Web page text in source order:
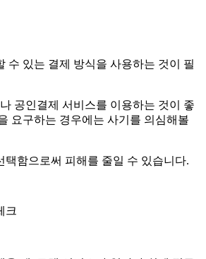
수 있는 결제 방식을 사용하는 것이 필
공인결제 서비스를 이용하는 것이 좋
요구하는 경우에는 사기를 의심해볼
택함으로써 피해를 줄일 수 있습니다.
크